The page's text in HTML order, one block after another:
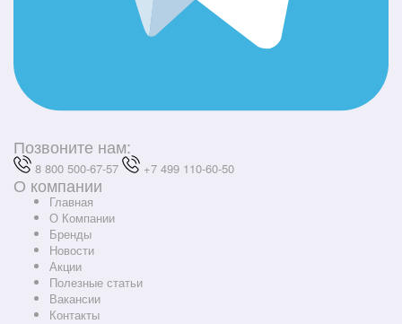
Позвоните нам:
8 800 500-67-57 +7 499 110-60-50
О компании
Главная
О Компании
Бренды
Новости
Акции
Полезные статьи
Вакансии
Контакты